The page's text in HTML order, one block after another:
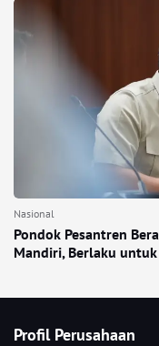
Nasional
Pondok Pesantren
Mandiri, Berlaku
Profil Perusahaan